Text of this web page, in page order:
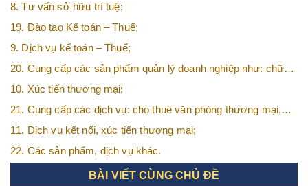
8. Tư vấn sở hữu trí tuệ;
19. Đào tạo Kế toán – Thuế;
9. Dịch vụ kế toán – Thuế;
20. Cung cấp các sản phẩm quản lý doanh nghiệp như: chữ
ký số, hóa đơn điện tử, BHXH,…vv
10. Xúc tiến thương mại;
21. Cung cấp các dịch vụ: cho thuê văn phòng thương mại,
văn phòng ảo, văn phòng chia sẻ…vv
11. Dịch vụ kết nối, xúc tiến thương mại;
22. Các sản phẩm, dịch vụ khác.
BÀI VIẾT CÙNG CHỦ ĐỀ